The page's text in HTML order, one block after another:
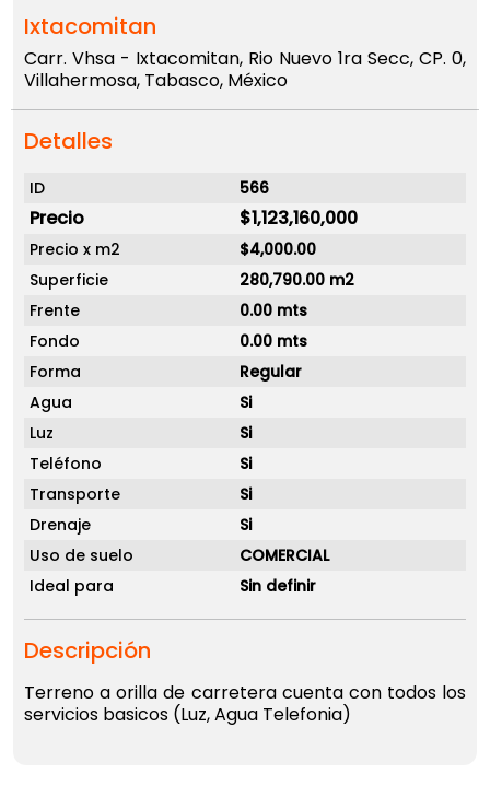
Ixtacomitan
Carr. Vhsa - Ixtacomitan, Rio Nuevo 1ra Secc, CP. 0,
Villahermosa, Tabasco, México
Detalles
ID 566
Precio $1,123,160,000
Precio x m2
$4,000.00
Superficie
280,790.00 m2
Frente
0.00 mts
Fondo
0.00 mts
Forma
Regular
Agua
Si
Luz
Si
Teléfono
Si
Transporte
Si
Drenaje
Si
Uso de suelo
COMERCIAL
Ideal para
Sin definir
Descripción
Terreno a orilla de carretera cuenta con todos los
servicios basicos (Luz, Agua Telefonia)